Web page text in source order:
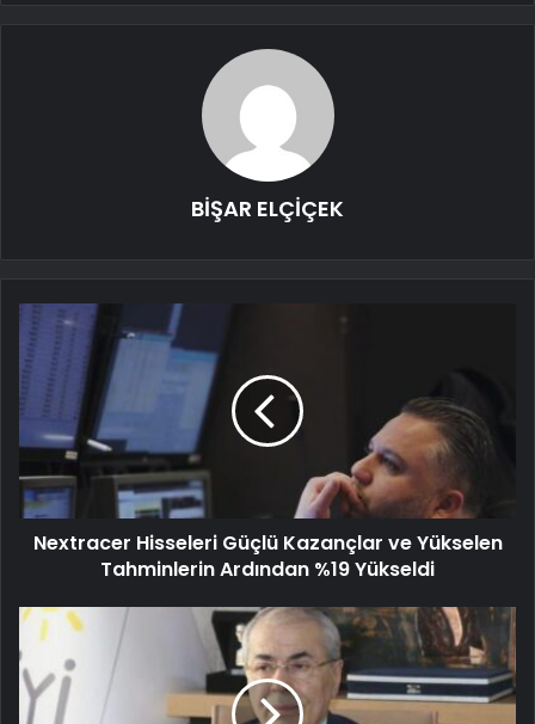
BİŞAR ELÇİÇEK
Nextracer Hisseleri Güçlü Kazançlar ve Yükselen
Tahminlerin Ardından %19 Yükseldi